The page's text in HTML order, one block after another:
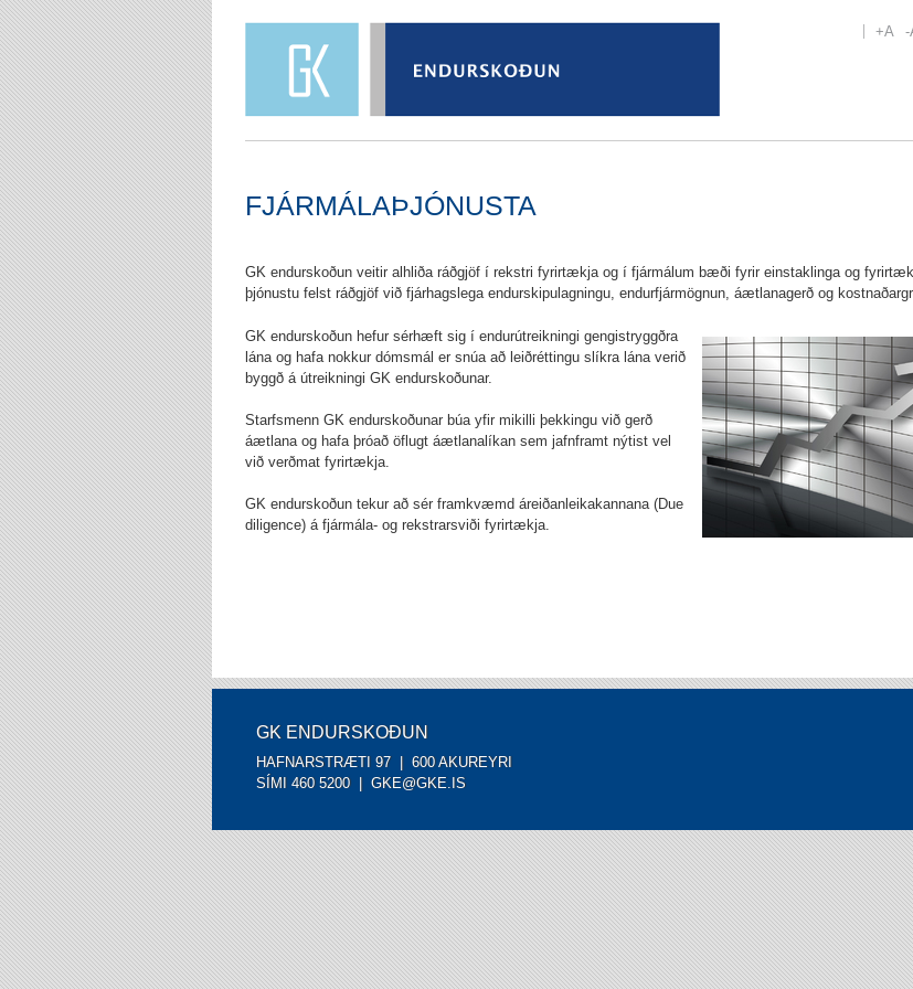
FJÁRMÁLAÞJÓNUSTA
GK endurskoðun veitir alhliða ráðgjöf í rekstri fyrirtækja og í fjármálum bæði fyrir einstaklinga og
þjónustu felst ráðgjöf við fjárhagslega endurskipulagningu, endurfjármögnun, áætlanagerð og
GK endurskoðun hefur sérhæft sig í endurútreikningi gengistryggðra
lána og hafa nokkur dómsmál er snúa að leiðréttingu slíkra lána verið
byggð á útreikningi GK endurskoðunar.
Starfsmenn GK endurskoðunar búa yfir mikilli þekkingu við gerð
áætlana og hafa þróað öflugt áætlanalíkan sem jafnframt nýtist vel
við verðmat fyrirtækja.
GK endurskoðun tekur að sér framkvæmd áreiðanleikakannana (Due
diligence) á fjármála- og rekstrarsviði fyrirtækja.
+A -
GK ENDURSKOÐUN
HAFNARSTRÆTI 97 | 600 AKUREYRI
SÍMI 460 5200 | GKE@GKE.IS